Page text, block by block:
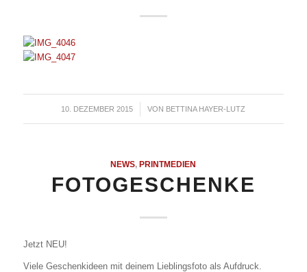
10. DEZEMBER 2015
/ VON BETTINA HAYER-LUTZ
NEWS,PRINTMEDIEN
FOTOGESCHENKE
Jetzt NEU!
Viele Geschenkideen mit deinem Lieblingsfoto als Aufdruck.